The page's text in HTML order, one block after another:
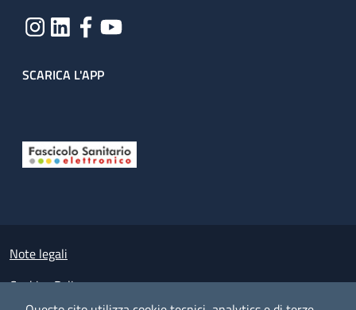
SCARICA L'APP
Small prints
Note legali
Cookies Policy